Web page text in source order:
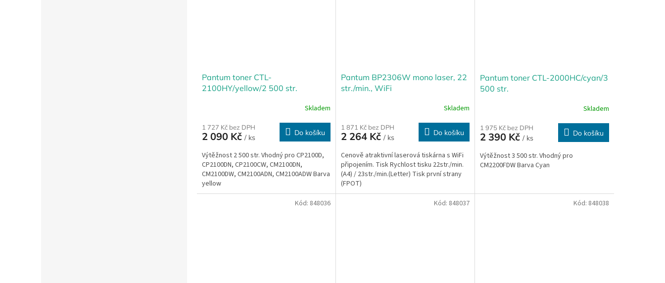
Pantum toner CTL-
2100HY/yellow/2 500 str.
Skladem
1 727 Kč bez DPH
2 090 Kč / ks
Do košíku
Výtěžnost 2 500 str. Vhodný pro CP2100D,
CP2100DN, CP2100CW, CM2100DN,
CM2100DW, CM2100ADN, CM2100ADW Barva
yellow
Pantum BP2306W mono laser, 22
str./min., WiFi
Skladem
1 871 Kč bez DPH
2 264 Kč / ks
Do košíku
Cenově atraktivní laserová tiskárna s WiFi
připojením. Tisk Rychlost tisku 22str./min.
(A4) / 23str./min.(Letter) Tisk první strany
(FPOT)
Pantum toner CTL-2000HC/cyan/3
500 str.
Skladem
1 975 Kč bez DPH
2 390 Kč / ks
Do košíku
Výtěžnost 3 500 str. Vhodný pro
CM2200FDW Barva Cyan
Kód: 848036 Kód: 848037 Kód: 848038